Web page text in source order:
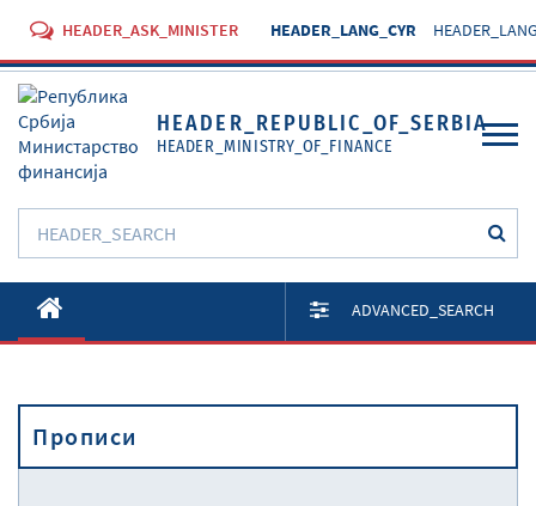
HEADER_ASK_MINISTER HEADER_LANG_CYR
HEADER_REPUBLIC_OF_SERBIA
HEADER_MINISTRY_OF_FINANCE
O Министарству
Активности
Прописи
ADVANCED_SEARCH
Прописи